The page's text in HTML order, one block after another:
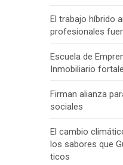
El trabajo híbrido
profesionales
Escuela de
Inmobiliario
Firman alianza
sociales
El cambio
los sabores que
ticos